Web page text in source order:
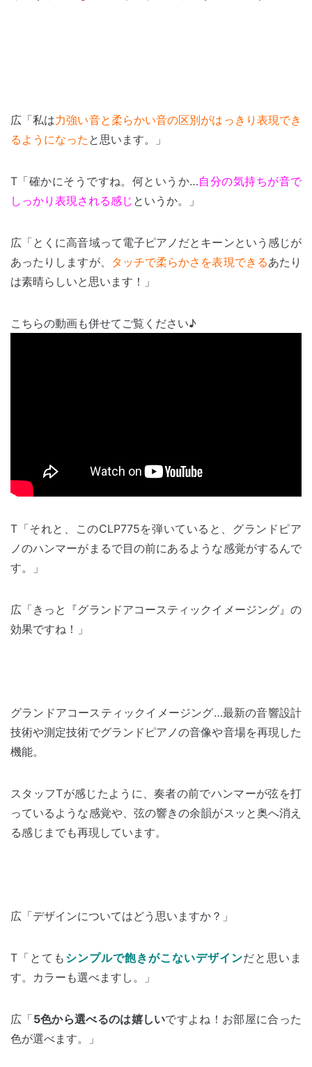
広「私は力強い音と柔らかい音の区別がはっきり表現でき
るようになった と思います。」
T「確かにそうですね。何というか…自分の気持ちが音で
しっかり表現される感じ というか。」
広「とくに高音域って電子ピアノだとキーンという感じが
あったりしますが、
タッチで柔らかさを表現できるあたり
は素晴らしいと思います！」
こちらの動画も併せてご覧ください♪
T「それと、このCLP775を弾いていると、グランドピア
ノのハンマーがまるで目の前にあるような感覚がするんで
す。」
広「きっと『グランドアコースティックイメージング』の
効果ですね！」
グランドアコースティックイメージング…最新の音響設計
技術や測定技術でグランドピアノの音像や音場を再現した
機能。
スタッフTが感じたように、奏者の前でハンマーが弦を打
っているような感覚や、弦の響きの余韻がスッと奥へ消え
る感じまでも再現しています。
広「デザインについてはどう思いますか？」
T「とても シンプルで飽きがこないデザインだと思いま
す。カラーも選べますし。」
広「5色から選べるのは嬉しいですよね！お部屋に合った
色が選べます。」